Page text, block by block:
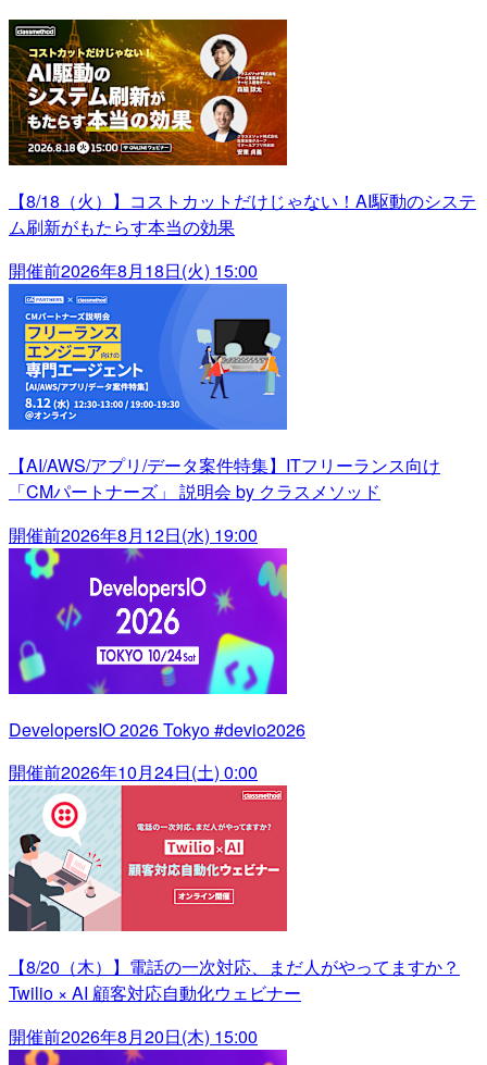
【8/18（火）】コストカットだけじゃない！AI駆動のシステ
ム刷新がもたらす本当の効果
開催前2026年8月18日(火) 15:00
【AI/AWS/アプリ/データ案件特集】ITフリーランス向け
「CMパートナーズ」 説明会 by クラスメソッド
開催前2026年8月12日(水) 19:00
DevelopersIO 2026 Tokyo #devio2026
開催前2026年10月24日(土) 0:00
【8/20（木）】電話の一次対応、まだ人がやってますか？
Twilio × AI 顧客対応自動化ウェビナー
開催前2026年8月20日(木) 15:00